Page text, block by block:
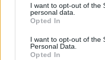
not limited to your visit or
grant or deny consent to
use your data for below
consent section.
I want to opt-out of the
personal data.
Opted In
I want to opt-out of the
Personal Data.
Opted In
συγκεκριμένα
εκπαιδευμένοι
ζώα της πανίδας μας